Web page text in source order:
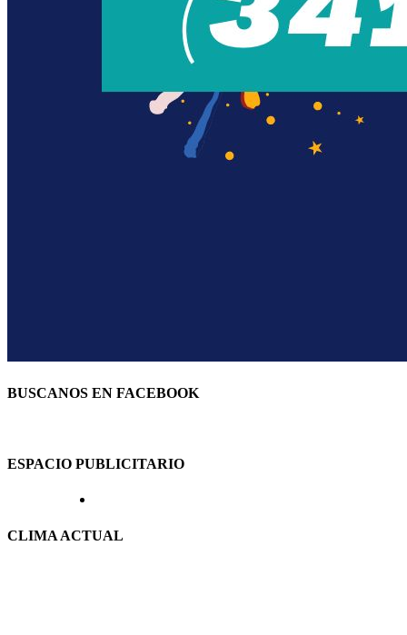
BUSCANOS EN FACEBOOK
ESPACIO PUBLICITARIO
CLIMA ACTUAL